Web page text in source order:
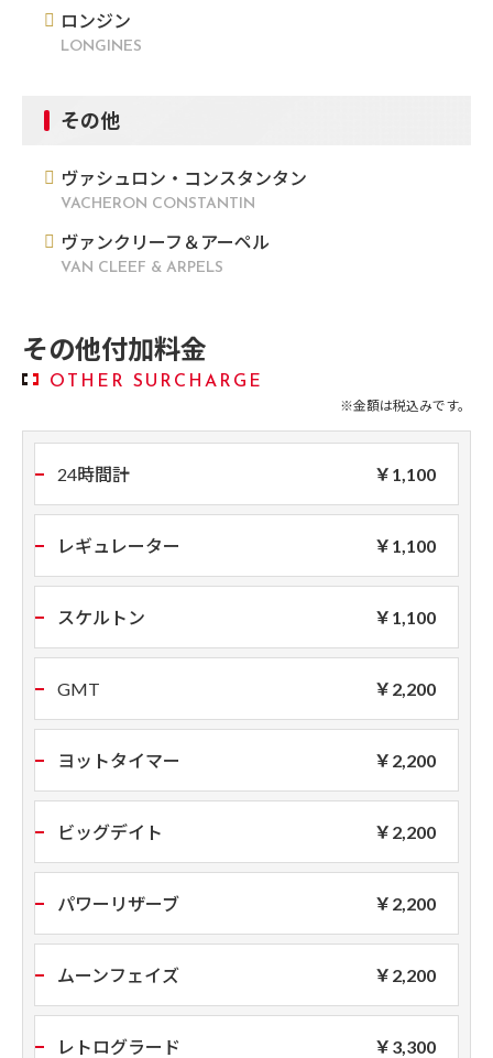
ロンジン
LONGINES
その他
ヴァシュロン・コンスタンタン
VACHERON CONSTANTIN
ヴァンクリーフ＆アーペル
VAN CLEEF & ARPELS
その他付加料金
OTHER SURCHARGE
※金額は税込みです。
24時間計 ￥1,100
レギュレーター ￥1,100
スケルトン ￥1,100
GMT ￥2,200
ヨットタイマー ￥2,200
ビッグデイト ￥2,200
パワーリザーブ ￥2,200
ムーンフェイズ ￥2,200
レトログラード ￥3,300